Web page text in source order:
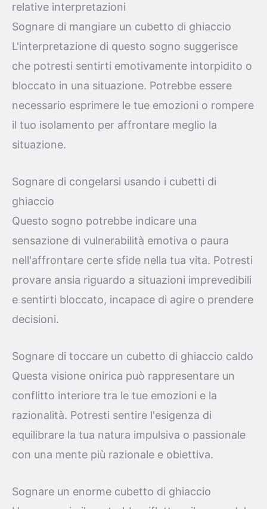
relative interpretazioni
Sognare di mangiare un cubetto di ghiaccio
L'interpretazione di questo sogno suggerisce
che potresti sentirti emotivamente intorpidito o
bloccato in una situazione. Potrebbe essere
necessario esprimere le tue emozioni o rompere
il tuo isolamento per affrontare meglio la
situazione.
Sognare di congelarsi usando i cubetti di
ghiaccio
Questo sogno potrebbe indicare una
sensazione di vulnerabilità emotiva o paura
nell'affrontare certe sfide nella tua vita. Potresti
provare ansia riguardo a situazioni imprevedibili
e sentirti bloccato, incapace di agire o prendere
decisioni.
Sognare di toccare un cubetto di ghiaccio caldo
Questa visione onirica può rappresentare un
conflitto interiore tra le tue emozioni e la
razionalità. Potresti sentire l'esigenza di
equilibrare la tua natura impulsiva o passionale
con una mente più razionale e obiettiva.
Sognare un enorme cubetto di ghiaccio